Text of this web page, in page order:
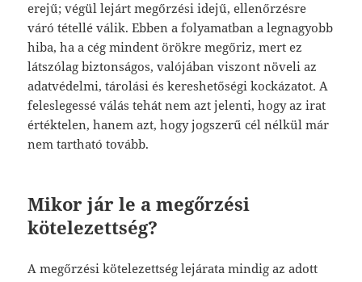
erejű; végül lejárt megőrzési idejű, ellenőrzésre
váró tétellé válik. Ebben a folyamatban a legnagyobb
hiba, ha a cég mindent örökre megőriz, mert ez
látszólag biztonságos, valójában viszont növeli az
adatvédelmi, tárolási és kereshetőségi kockázatot. A
feleslegessé válás tehát nem azt jelenti, hogy az irat
értéktelen, hanem azt, hogy jogszerű cél nélkül már
nem tartható tovább.
Mikor jár le a megőrzési
kötelezettség?
A megőrzési kötelezettség lejárata mindig az adott